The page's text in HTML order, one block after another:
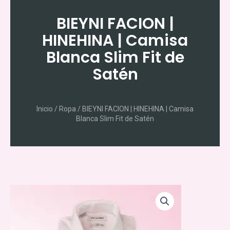
BIEYNI FACION |
HINEHINA | Camisa
Blanca Slim Fit de
Satén
Inicio / Ropa / BIEYNI FACION | HINEHINA | Camisa
Blanca Slim Fit de Satén